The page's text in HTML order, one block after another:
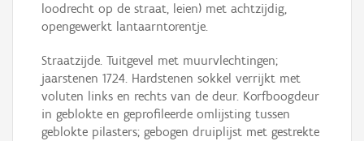
loodrecht op de straat, leien) met achtzijdig,
opengewerkt lantaarntorentje.
Straatzijde. Tuitgevel met muurvlechtingen;
jaarstenen 1724. Hardstenen sokkel verrijkt met
voluten links en rechts van de deur. Korfboogdeur
in geblokte en geprofileerde omlijsting tussen
geblokte pilasters; gebogen druiplijst met gestrekte